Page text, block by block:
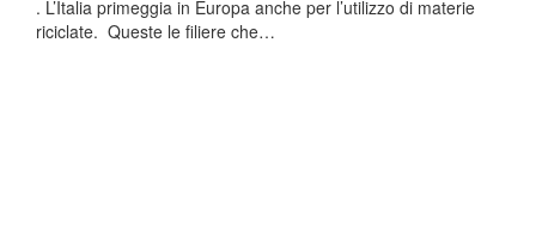
. L’Italia primeggia in Europa anche per l’utilizzo di materie
riciclate. Queste le filiere che…